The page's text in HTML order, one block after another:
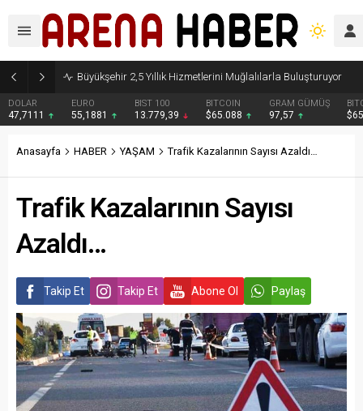
Büyükşehir 2,5 Yıllık Hizmetlerini Muğlalılarla Buluşturuyor
DOLAR
47,7111
EURO
55,1881
BIST 100
13.779,39
BITCOIN
$65.088
GRAM GÜMÜŞ
97,57
Anasayfa HABER YAŞAM Trafik Kazalarının Sayısı Azaldı…
Trafik Kazalarının Sayısı
Azaldı…
Takip Et Takip Et Abone Ol Paylaş